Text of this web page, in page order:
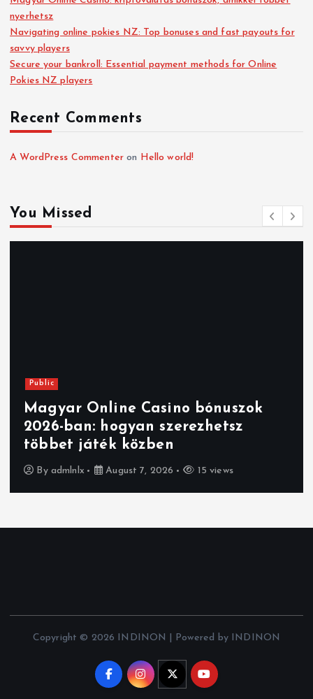
nyerhetsz
Navigating online pokies NZ: Top bonuses and fast payouts for
savvy players
Secure your bankroll: Essential payment methods for Online
Pokies NZ players
Recent Comments
A WordPress Commenter on Hello world!
You Missed
Public
Magyar Online Casino bónuszok
2026-ban: hogyan szerezhetsz
többet játék közben
By admlnlx August 7, 2026 15 views
Copyright © 2026 INDINON | Powered by INDINON